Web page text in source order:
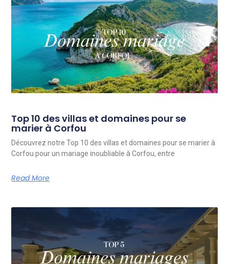
Top 10 des villas et domaines pour se
marier à Corfou
Découvrez notre Top 10 des villas et domaines pour se marier à
Corfou pour un mariage inoubliable à Corfou, entre
Read More